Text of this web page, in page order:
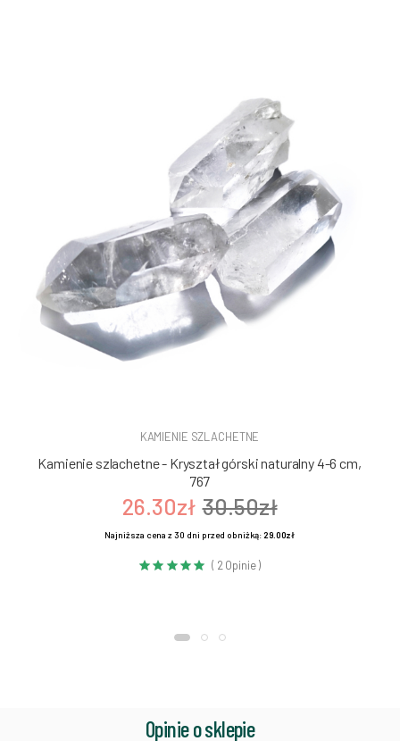
KAMIENIE SZLACHETNE
Kamienie szlachetne - Kryształ górski naturalny 4-6 cm,
767
26.30zł 30.50zł
Najniższa cena z 30 dni przed obniżką:29.00zł
( 2 Opinie )
Opinie o sklepie